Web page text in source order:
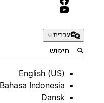
עברית
English (US)
Bahasa Indonesia
Dansk